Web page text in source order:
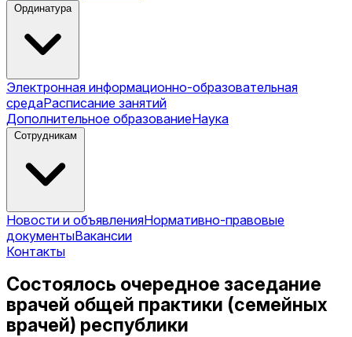
Ординатура
Электронная информационно-образовательная
средаРасписание занятий
Дополнительное образованиеНаука
Сотрудникам
Новости и объявленияНормативно-правовые
документыВакансии
Контакты
Cостоялось очередное заседание
врачей общей практики (семейных
врачей) республики